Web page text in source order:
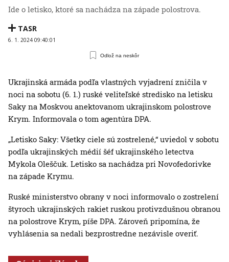
Ide o letisko, ktoré sa nachádza na západe polostrova.
TASR
6. 1. 2024 09:40:01
Odlož na neskôr
Ukrajinská armáda podľa vlastných vyjadrení zničila v
noci na sobotu (6. 1.) ruské veliteľské stredisko na letisku
Saky na Moskvou anektovanom ukrajinskom polostrove
Krym. Informovala o tom agentúra DPA.
„Letisko Saky: Všetky ciele sú zostrelené,“ uviedol v sobotu
podľa ukrajinských médií šéf ukrajinského letectva
Mykola Oleščuk. Letisko sa nachádza pri Novofedorivke
na západe Krymu.
Ruské ministerstvo obrany v noci informovalo o zostrelení
štyroch ukrajinských rakiet ruskou protivzdušnou obranou
na polostrove Krym, píše DPA. Zároveň pripomína, že
vyhlásenia sa nedali bezprostredne nezávisle overiť.